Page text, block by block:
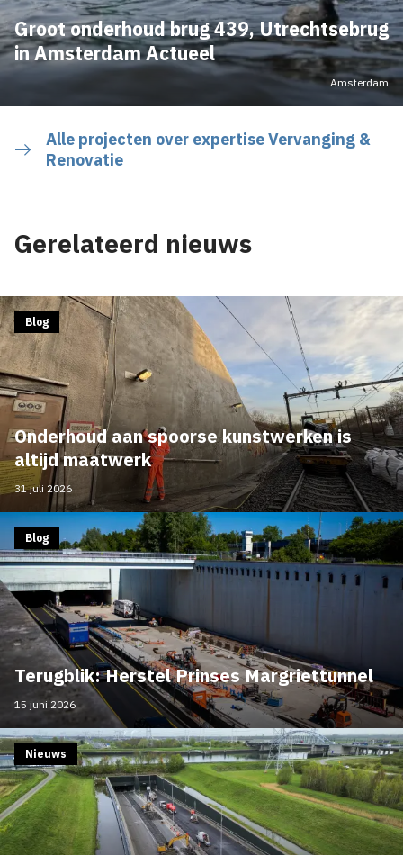
Groot onderhoud brug 439, Utrechtsebrug
in Amsterdam Actueel
Amsterdam
Alle projecten over expertise Vervanging &
Renovatie
Gerelateerd nieuws
Onderhoud aan spoorse kunstwerken is
altijd maatwerk
Blog
31 juli 2026
Terugblik: Herstel Prinses Margriettunnel
Blog
15 juni 2026
Nieuws